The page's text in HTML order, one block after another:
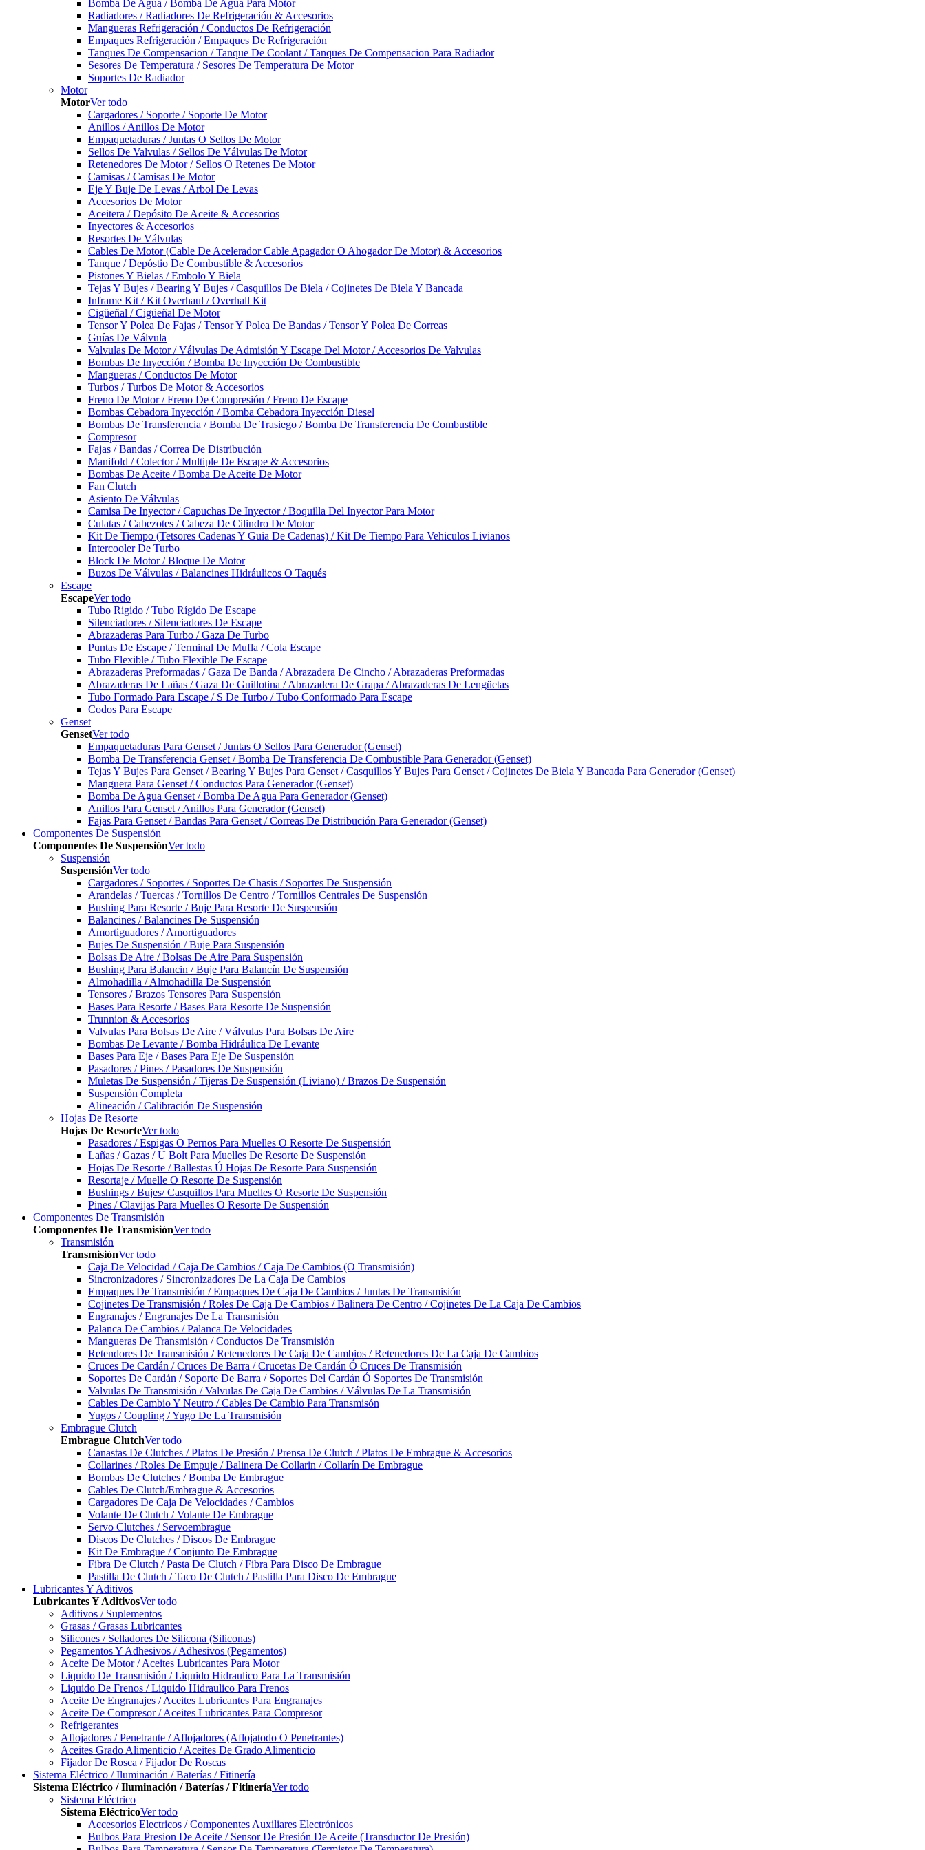
Bomba De Agua / Bomba De Agua Para Motor
Radiadores / Radiadores De Refrigeración & Accesorios
Mangueras Refrigeración / Conductos De Refrigeración
Empaques Refrigeración / Empaques De Refrigeración
Tanques De Compensacion / Tanque De Coolant / Tanques De Compensacion Para Radiador
Sesores De Temperatura / Sesores De Temperatura De Motor
Soportes De Radiador
Motor
MotorVer todo
Cargadores / Soporte / Soporte De Motor
Anillos / Anillos De Motor
Empaquetaduras / Juntas O Sellos De Motor
Sellos De Valvulas / Sellos De Válvulas De Motor
Retenedores De Motor / Sellos O Retenes De Motor
Camisas / Camisas De Motor
Eje Y Buje De Levas / Arbol De Levas
Accesorios De Motor
Aceitera / Depósito De Aceite & Accesorios
Inyectores & Accesorios
Resortes De Válvulas
Cables De Motor (Cable De Acelerador Cable Apagador O Ahogador De Motor) & Accesorios
Tanque / Depóstio De Combustible & Accesorios
Pistones Y Bielas / Embolo Y Biela
Tejas Y Bujes / Bearing Y Bujes / Casquillos De Biela / Cojinetes De Biela Y Bancada
Inframe Kit / Kit Overhaul / Overhall Kit
Cigüeñal / Cigüeñal De Motor
Tensor Y Polea De Fajas / Tensor Y Polea De Bandas / Tensor Y Polea De Correas
Guías De Válvula
Valvulas De Motor / Válvulas De Admisión Y Escape Del Motor / Accesorios De Valvulas
Bombas De Inyección / Bomba De Inyección De Combustible
Mangueras / Conductos De Motor
Turbos / Turbos De Motor & Accesorios
Freno De Motor / Freno De Compresión / Freno De Escape
Bombas Cebadora Inyección / Bomba Cebadora Inyección Diesel
Bombas De Transferencia / Bomba De Trasiego / Bomba De Transferencia De Combustible
Compresor
Fajas / Bandas / Correa De Distribución
Manifold / Colector / Multiple De Escape & Accesorios
Bombas De Aceite / Bomba De Aceite De Motor
Fan Clutch
Asiento De Válvulas
Camisa De Inyector / Capuchas De Inyector / Boquilla Del Inyector Para Motor
Culatas / Cabezotes / Cabeza De Cilindro De Motor
Kit De Tiempo (Tetsores Cadenas Y Guia De Cadenas) / Kit De Tiempo Para Vehiculos Livianos
Intercooler De Turbo
Block De Motor / Bloque De Motor
Buzos De Válvulas / Balancines Hidráulicos O Taqués
Escape
EscapeVer todo
Tubo Rigido / Tubo Rígido De Escape
Silenciadores / Silenciadores De Escape
Abrazaderas Para Turbo / Gaza De Turbo
Puntas De Escape / Terminal De Mufla / Cola Escape
Tubo Flexible / Tubo Flexible De Escape
Abrazaderas Preformadas / Gaza De Banda / Abrazadera De Cincho / Abrazaderas Preformadas
Abrazaderas De Lañas / Gaza De Guillotina / Abrazadera De Grapa / Abrazaderas De Lengüetas
Tubo Formado Para Escape / S De Turbo / Tubo Conformado Para Escape
Codos Para Escape
Genset
GensetVer todo
Empaquetaduras Para Genset / Juntas O Sellos Para Generador (Genset)
Bomba De Transferencia Genset / Bomba De Transferencia De Combustible Para Generador (Genset)
Tejas Y Bujes Para Genset / Bearing Y Bujes Para Genset / Casquillos Y Bujes Para Genset / Cojinetes De Biela Y Bancada Para Generador (Genset)
Manguera Para Genset / Conductos Para Generador (Genset)
Bomba De Agua Genset / Bomba De Agua Para Generador (Genset)
Anillos Para Genset / Anillos Para Generador (Genset)
Fajas Para Genset / Bandas Para Genset / Correas De Distribución Para Generador (Genset)
Componentes De Suspensión
Componentes De SuspensiónVer todo
Suspensión
SuspensiónVer todo
Cargadores / Soportes / Soportes De Chasis / Soportes De Suspensión
Arandelas / Tuercas / Tornillos De Centro / Tornillos Centrales De Suspensión
Bushing Para Resorte / Buje Para Resorte De Suspensión
Balancines / Balancines De Suspensión
Amortiguadores / Amortiguadores
Bujes De Suspensión / Buje Para Suspensión
Bolsas De Aire / Bolsas De Aire Para Suspensión
Bushing Para Balancin / Buje Para Balancín De Suspensión
Almohadilla / Almohadilla De Suspensión
Tensores / Brazos Tensores Para Suspensión
Bases Para Resorte / Bases Para Resorte De Suspensión
Trunnion & Accesorios
Valvulas Para Bolsas De Aire / Válvulas Para Bolsas De Aire
Bombas De Levante / Bomba Hidráulica De Levante
Bases Para Eje / Bases Para Eje De Suspensión
Pasadores / Pines / Pasadores De Suspensión
Muletas De Suspensión / Tijeras De Suspensión (Liviano) / Brazos De Suspensión
Suspensión Completa
Alineación / Calibración De Suspensión
Hojas De Resorte
Hojas De ResorteVer todo
Pasadores / Espigas O Pernos Para Muelles O Resorte De Suspensión
Lañas / Gazas / U Bolt Para Muelles De Resorte De Suspensión
Hojas De Resorte / Ballestas Ú Hojas De Resorte Para Suspensión
Resortaje / Muelle O Resorte De Suspensión
Bushings / Bujes/ Casquillos Para Muelles O Resorte De Suspensión
Pines / Clavijas Para Muelles O Resorte De Suspensión
Componentes De Transmisión
Componentes De TransmisiónVer todo
Transmisión
TransmisiónVer todo
Caja De Velocidad / Caja De Cambios / Caja De Cambios (O Transmisión)
Sincronizadores / Sincronizadores De La Caja De Cambios
Empaques De Transmisión / Empaques De Caja De Cambios / Juntas De Transmisión
Cojinetes De Transmisión / Roles De Caja De Cambios / Balinera De Centro / Cojinetes De La Caja De Cambios
Engranajes / Engranajes De La Transmisión
Palanca De Cambios / Palanca De Velocidades
Mangueras De Transmisión / Conductos De Transmisión
Retendores De Transmisión / Retenedores De Caja De Cambios / Retenedores De La Caja De Cambios
Cruces De Cardán / Cruces De Barra / Crucetas De Cardán Ó Cruces De Transmisión
Soportes De Cardán / Soporte De Barra / Soportes Del Cardán Ó Soportes De Transmisión
Valvulas De Transmisión / Valvulas De Caja De Cambios / Válvulas De La Transmisión
Cables De Cambio Y Neutro / Cables De Cambio Para Transmisón
Yugos / Coupling / Yugo De La Transmisión
Embrague Clutch
Embrague ClutchVer todo
Canastas De Clutches / Platos De Presión / Prensa De Clutch / Platos De Embrague & Accesorios
Collarines / Roles De Empuje / Balinera De Collarin / Collarín De Embrague
Bombas De Clutches / Bomba De Embrague
Cables De Clutch/Embrague & Accesorios
Cargadores De Caja De Velocidades / Cambios
Volante De Clutch / Volante De Embrague
Servo Clutches / Servoembrague
Discos De Clutches / Discos De Embrague
Kit De Embrague / Conjunto De Embrague
Fibra De Clutch / Pasta De Clutch / Fibra Para Disco De Embrague
Pastilla De Clutch / Taco De Clutch / Pastilla Para Disco De Embrague
Lubricantes Y Aditivos
Lubricantes Y AditivosVer todo
Aditivos / Suplementos
Grasas / Grasas Lubricantes
Silicones / Selladores De Silicona (Siliconas)
Pegamentos Y Adhesivos / Adhesivos (Pegamentos)
Aceite De Motor / Aceites Lubricantes Para Motor
Liquido De Transmisión / Liquido Hidraulico Para La Transmisión
Liquido De Frenos / Liquido Hidraulico Para Frenos
Aceite De Engranajes / Aceites Lubricantes Para Engranajes
Aceite De Compresor / Aceites Lubricantes Para Compresor
Refrigerantes
Aflojadores / Penetrante / Aflojadores (Aflojatodo O Penetrantes)
Aceites Grado Alimenticio / Aceites De Grado Alimenticio
Fijador De Rosca / Fijador De Roscas
Sistema Eléctrico / Iluminación / Baterías / Fitinería
Sistema Eléctrico / Iluminación / Baterías / FitineríaVer todo
Sistema Eléctrico
Sistema EléctricoVer todo
Accesorios Electricos / Componentes Auxiliares Electrónicos
Bulbos Para Presion De Aceite / Sensor De Presión De Aceite (Transductor De Presión)